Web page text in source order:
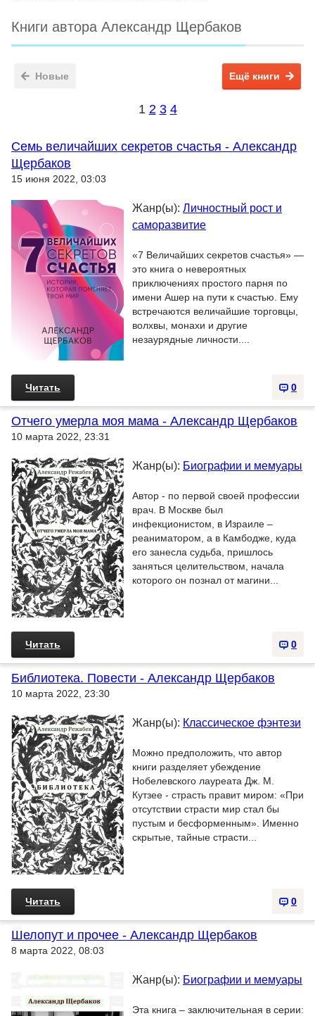
Книги автора Александр Щербаков
Новые Ещё книги
1 2 3 4
Семь величайших секретов счастья - Александр
Щербаков
15 июня 2022, 03:03
Жанр(ы): Личностный рост и
саморазвитие
«7 Величайших секретов счастья» —
это книга о невероятных
приключениях простого парня по
имени Ашер на пути к счастью. Ему
встречаются величайшие торговцы,
волхвы, монахи и другие
незаурядные личности....
0
Читать
Отчего умерла моя мама - Александр Щербаков
10 марта 2022, 23:31
Жанр(ы): Биографии и мемуары
Автор - по первой своей профессии
врач. В Москве был
инфекционистом, в Израиле –
реаниматором, а в Камбодже, куда
его занесла судьба, пришлось
заняться целительством, начала
которого он познал от магини...
0
Читать
Библиотека. Повести - Александр Щербаков
10 марта 2022, 23:30
Жанр(ы): Классическое фэнтези
Можно предположить, что автор
книги разделяет убеждение
Нобелевского лауреата Дж. М.
Кутзее - страсть правит миром: «При
отсутствии страсти мир стал бы
пустым и бесформенным». Именно
скрытые, тайные страсти...
0
Читать
Шелопут и прочее - Александр Щербаков
8 марта 2022, 08:03
Жанр(ы): Биографии и мемуары
Эта книга – заключительная в серии: